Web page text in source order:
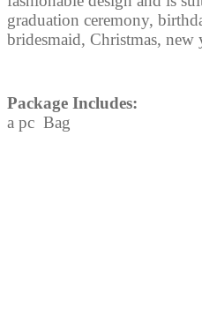
graduation ceremony,
bridesmaid, Christmas, new
Package Includes:
a pc Bag